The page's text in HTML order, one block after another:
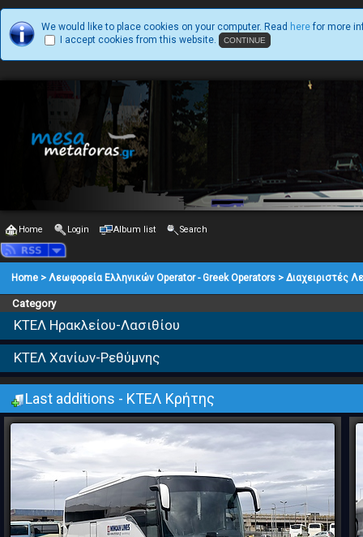
We would like to place cookies on your computer. Read here for more
I accept cookies from this website.
Home Login Album list Search
Home > Λεωφορεία Ελληνικών Operator - Greek Operators > Διαχειριστές
Category
ΚΤΕΛ Ηρακλείου-Λασιθίου
ΚΤΕΛ Χανίων-Ρεθύμνης
Last additions - ΚΤΕΛ Κρήτης